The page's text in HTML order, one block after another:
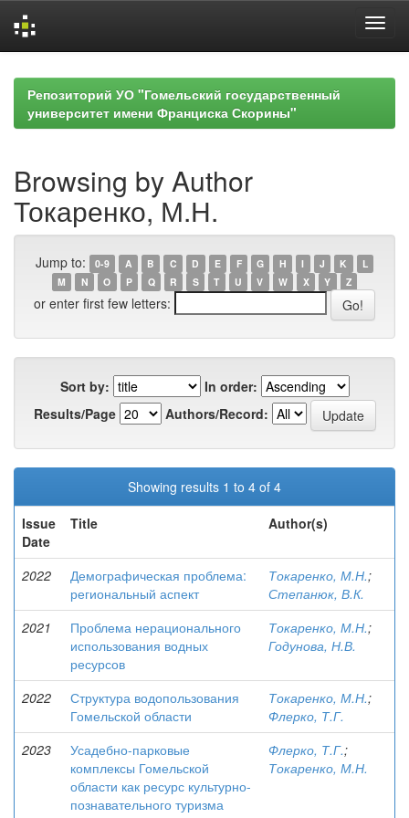
navigationРепозиторий УО "Гомельский государственный
университет имени Франциска Скорины"
Browsing by Author
Токаренко, М.Н.
Jump to: 0-9 A B C D E F G H I J K
L
M
N O P Q R S T U V W X Y Z
or enter first few letters:
Sort by:
In order:
Results/Page
Authors/Record:
Showing results 1 to 4 of 4
Issue
Date
Title Author(s)
2022
Демографическая проблема:
региональный аспект
Токаренко, М.Н.;
Степанюк, В.К.
2021
Проблема нерационального
использования водных
ресурсов
Токаренко, М.Н.;
Годунова, Н.В.
2022
Структура водопользования
Гомельской области
Токаренко, М.Н.;
Флерко, Т.Г.
2023
Усадебно-парковые
комплексы Гомельской
области как ресурс культурно-
познавательного туризма
Флерко, Т.Г.;
Токаренко, М.Н.